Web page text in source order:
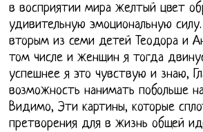
в восприятии мира желтый цвет
удивительную эмоциональную
вторым из семи детей Теодора и
том числе и женщин я тогда
успешнее я это чувствую и знаю,
возможность нанимать побольше
Видимо, Эти картины, которые
претворения для в жизнь общей